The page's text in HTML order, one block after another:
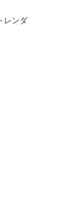
レンダ